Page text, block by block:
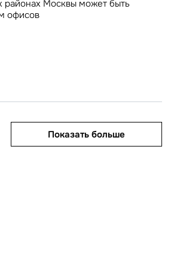
районах Москвы может быть
офисов
Показать больше